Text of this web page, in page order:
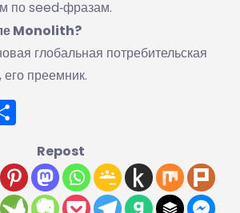
по seed‑фразам.
Monolith?
глобальная потребительская
преемник.
Repost